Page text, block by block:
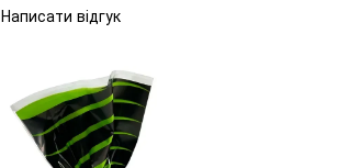
Написати відгук